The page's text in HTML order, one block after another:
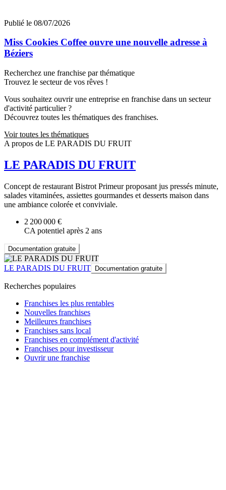
Publié le 08/07/2026
Miss Cookies Coffee ouvre une nouvelle adresse à
Béziers
Recherchez une franchise par thématique
Trouvez le secteur de vos rêves !
Vous souhaitez ouvrir une entreprise en franchise dans un secteur
d'activité particulier ?
Découvrez toutes les thématiques des franchises.
Voir toutes les thématiques
A propos de LE PARADIS DU FRUIT
LE PARADIS DU FRUIT
Concept de restaurant Bistrot Primeur proposant jus pressés minute,
salades vitaminées, assiettes gourmandes et desserts maison dans
une ambiance colorée et conviviale.
2 200 000 €
CA potentiel après 2 ans
Documentation gratuite
LE PARADIS DU FRUIT Documentation gratuite
Recherches populaires
Franchises les plus rentables
Nouvelles franchises
Meilleures franchises
Franchises sans local
Franchises en complément d'activité
Franchises pour investisseur
Ouvrir une franchise